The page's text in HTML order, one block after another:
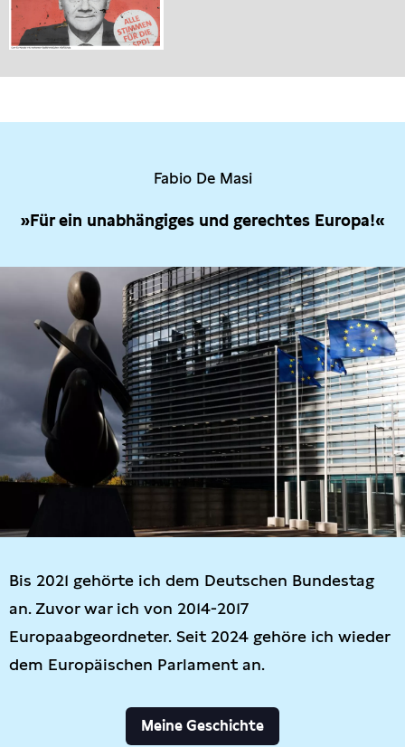
Fabio De Masi
»Für ein unabhängiges und gerechtes Europa!«
Bis 2021 gehörte ich dem Deutschen Bundestag
an. Zuvor war ich von 2014-2017
Europaabgeordneter. Seit 2024 gehöre ich wieder
dem Europäischen Parlament an.
Meine Geschichte